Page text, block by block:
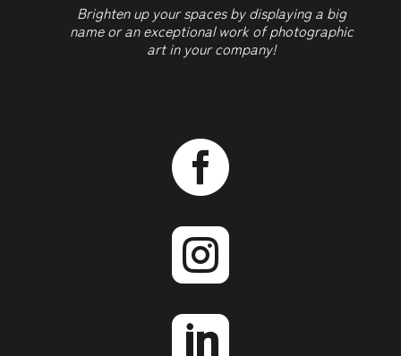
Brighten up your spaces by displaying a big
name or an exceptional work of photographic
art in your company!


